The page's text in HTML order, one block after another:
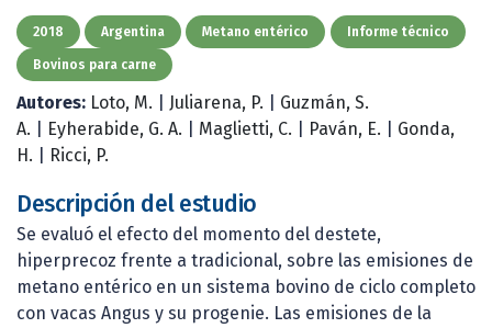
2018 Argentina Metano entérico Informe técnico
Bovinos para carne
Autores: Loto, M. Juliarena, P.
Guzmán, S.
A.
Eyherabide, G. A. Maglietti, C. Paván, E.
Gonda,
H.
Ricci, P.
Descripción del estudio
Se evaluó el efecto del momento del destete,
hiperprecoz frente a tradicional, sobre las emisiones de
metano entérico en un sistema bovino de ciclo completo
con vacas Angus y su progenie. Las emisiones de la